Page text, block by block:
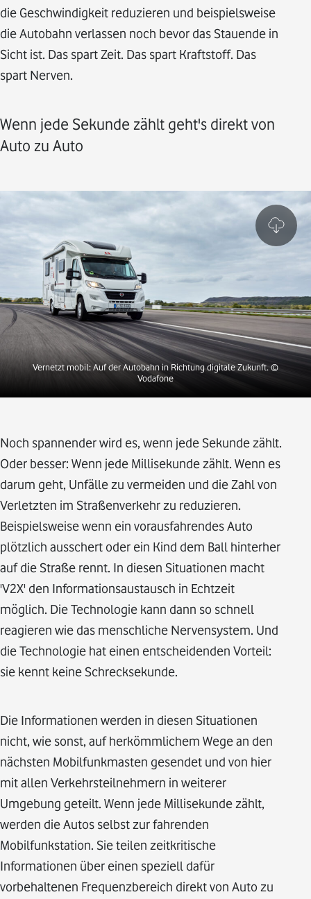
die Geschwindigkeit reduzieren und beispielsweise
die Autobahn verlassen noch bevor das Stauende in
Sicht ist. Das spart Zeit. Das spart Kraftstoff. Das
spart Nerven.
Wenn jede Sekunde zählt geht's direkt von
Auto zu Auto
Vernetzt mobil: Auf der Autobahn in Richtung digitale Zukunft. ©
Vodafone
Noch spannender wird es, wenn jede Sekunde zählt.
Oder besser: Wenn jede Millisekunde zählt. Wenn es
darum geht, Unfälle zu vermeiden und die Zahl von
Verletzten im Straßenverkehr zu reduzieren.
Beispielsweise wenn ein vorausfahrendes Auto
plötzlich ausschert oder ein Kind dem Ball hinterher
auf die Straße rennt. In diesen Situationen macht
'V2X' den Informationsaustausch in Echtzeit
möglich. Die Technologie kann dann so schnell
reagieren wie das menschliche Nervensystem. Und
die Technologie hat einen entscheidenden Vorteil:
sie kennt keine Schrecksekunde.
Die Informationen werden in diesen Situationen
nicht, wie sonst, auf herkömmlichem Wege an den
nächsten Mobilfunkmasten gesendet und von hier
mit allen Verkehrsteilnehmern in weiterer
Umgebung geteilt. Wenn jede Millisekunde zählt,
werden die Autos selbst zur fahrenden
Mobilfunkstation. Sie teilen zeitkritische
Informationen über einen speziell dafür
vorbehaltenen Frequenzbereich direkt von Auto zu